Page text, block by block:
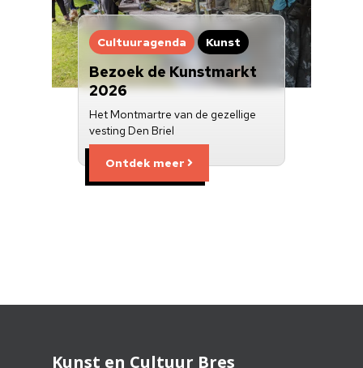
Cultuuragenda Kunst
Bezoek de Kunstmarkt
2026
Het Montmartre van de gezellige
vesting Den Briel
Ontdek meer
Kunst en Cultuur Bres